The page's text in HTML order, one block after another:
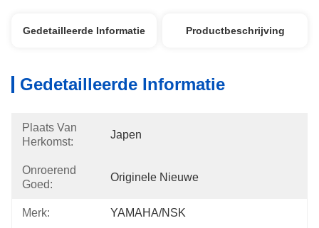
Gedetailleerde Informatie Productbeschrijving
Gedetailleerde Informatie
Plaats Van
Herkomst:
Japen
Onroerend
Goed:
Originele Nieuwe
Merk: YAMAHA/NSK